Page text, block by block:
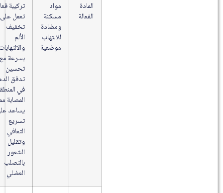
المادة
الفعالة
مسكنة
ومضادة
للالتهاب
موضعية
تركيبة فعالة
تعمل على
تخفيف
والالتهابات
بسرعة مع
تحسين
تدفق الدم
في المنطقة
المصابة مما
يساعد على
تسريع
التعافي
وتقليل
الشعور
بالتصلب
العضلي